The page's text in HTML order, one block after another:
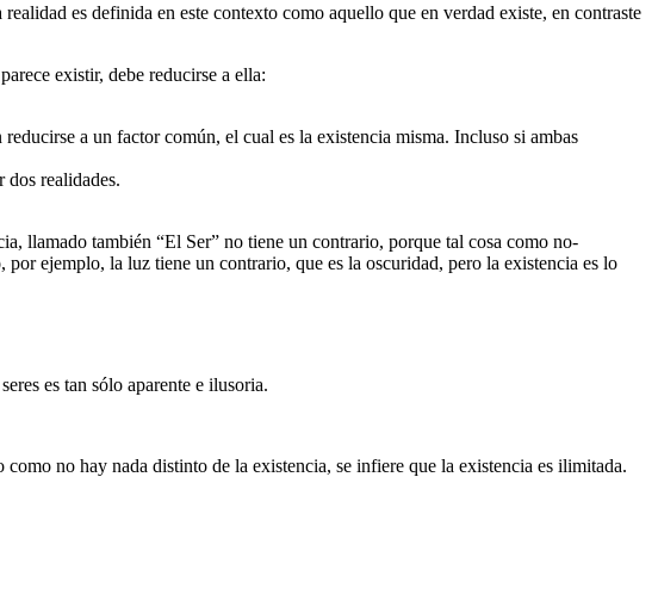
es definida en este contexto como aquello que en verdad existe, en contraste
existir, debe reducirse a ella:
a un factor común, el cual es la existencia misma. Incluso si ambas
dos realidades.
llamado también “El Ser” no tiene un contrario, porque tal cosa como no-
ejemplo, la luz tiene un contrario, que es la oscuridad, pero la existencia es lo
es tan sólo aparente e ilusoria.
no hay nada distinto de la existencia, se infiere que la existencia es ilimitada.